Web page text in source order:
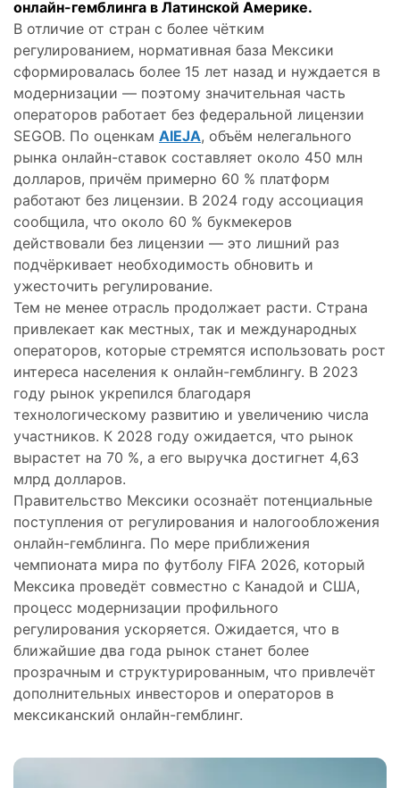
онлайн-гемблинга в Латинской Америке.
В отличие от стран с более чётким
регулированием, нормативная база Мексики
сформировалась более 15 лет назад и нуждается в
модернизации — поэтому значительная часть
операторов работает без федеральной лицензии
SEGOB. По оценкам AIEJA, объём нелегального
рынка онлайн-ставок составляет около 450 млн
долларов, причём примерно 60 % платформ
работают без лицензии. В 2024 году ассоциация
сообщила, что около 60 % букмекеров
действовали без лицензии — это лишний раз
подчёркивает необходимость обновить и
ужесточить регулирование.
Тем не менее отрасль продолжает расти. Страна
привлекает как местных, так и международных
операторов, которые стремятся использовать рост
интереса населения к онлайн-гемблингу. В 2023
году рынок укрепился благодаря
технологическому развитию и увеличению числа
участников. К 2028 году ожидается, что рынок
вырастет на 70 %, а его выручка достигнет 4,63
млрд долларов.
Правительство Мексики осознаёт потенциальные
поступления от регулирования и налогообложения
онлайн-гемблинга. По мере приближения
чемпионата мира по футболу FIFA 2026, который
Мексика проведёт совместно с Канадой и США,
процесс модернизации профильного
регулирования ускоряется. Ожидается, что в
ближайшие два года рынок станет более
прозрачным и структурированным, что привлечёт
дополнительных инвесторов и операторов в
мексиканский онлайн-гемблинг.